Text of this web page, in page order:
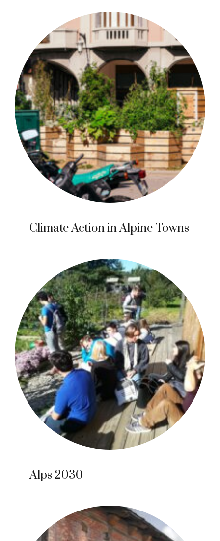
Climate Action in Alpine Towns
Alps 2030